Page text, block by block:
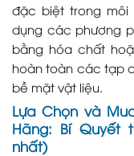
đặc biệt trong môi
dụng các phương
bằng hóa chất
hoàn toàn các tạp
bề mặt vật liệu.
Lựa Chọn và
Hãng: Bí Quyết
nhất)